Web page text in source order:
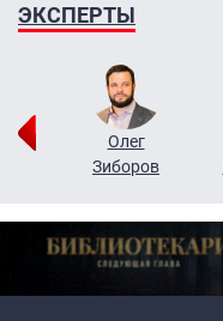
ЭКСПЕРТЫ
Олег
Зиборов